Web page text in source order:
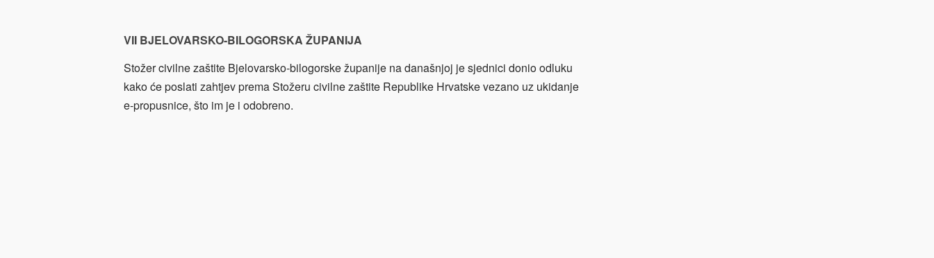
VII BJELOVARSKO-BILOGORSKA ŽUPANIJA
Stožer civilne zaštite Bjelovarsko-bilogorske županije na današnjoj je sjednici donio odluku
kako će poslati zahtjev prema Stožeru civilne zaštite Republike Hrvatske vezano uz ukidanje
e-propusnice, što im je i odobreno.